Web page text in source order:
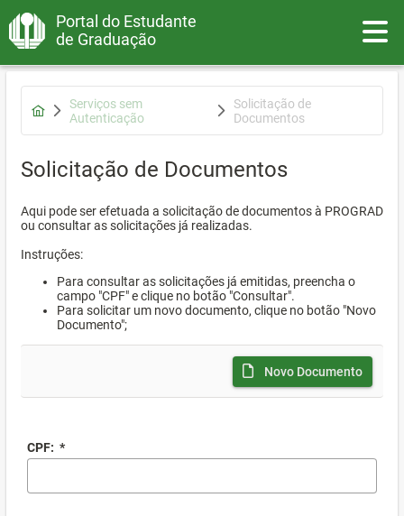
Portal do Estudante
de Graduação
Serviços sem
Autenticação
Solicitação de
Documentos
Solicitação de Documentos
Aqui pode ser efetuada a solicitação de documentos à PROGRAD
ou consultar as solicitações já realizadas.
Instruções:
Para consultar as solicitações já emitidas, preencha o
campo "CPF" e clique no botão "Consultar".
Para solicitar um novo documento, clique no botão "Novo
Documento";
Novo Documento
CPF: *